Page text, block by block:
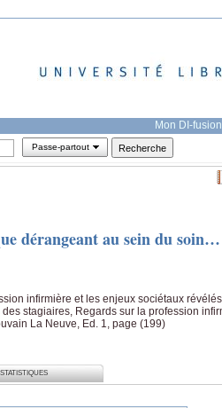
Mon DI-fusion
Passe-partout
dérangeant au sein du soin…
infirmière et les enjeux sociétaux
stagiaires, Regards sur la profession
La Neuve, Ed. 1, page (199)
STATISTIQUES